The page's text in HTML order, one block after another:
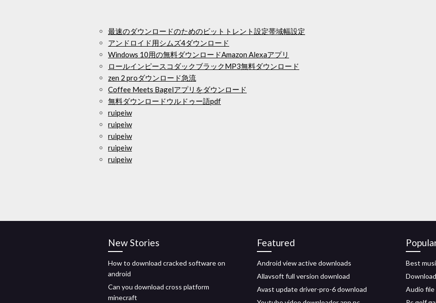
最速のダウンロードのためのビットトレント設定帯域幅設定
アンドロイド用シムズ4ダウンロード
Windows 10用の無料ダウンロードAmazon Alexaアプリ
ロールインピースコダックブラックMP3無料ダウンロード
zen 2 proダウンロード急流
Coffee Meets Bagelアプリをダウンロード
無料ダウンロードウルドゥー語pdf
ruipeiw
ruipeiw
ruipeiw
ruipeiw
ruipeiw
New Stories
How to download cracked software on
android
Can you download cross platform
minecraft
Featured
Android view active downloads
Allavsoft full version download
Avast update driver-pro-6 download
Best
Audio